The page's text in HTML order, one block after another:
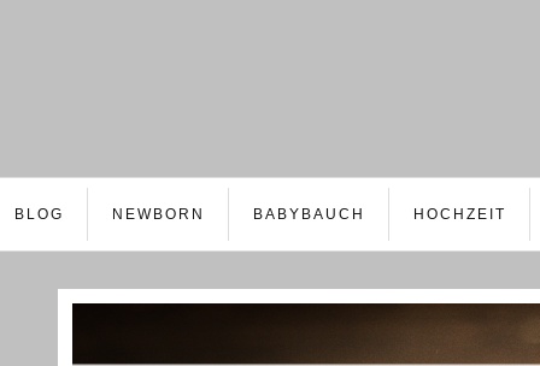
BLOG NEWBORN BABYBAUCH HOCHZEIT